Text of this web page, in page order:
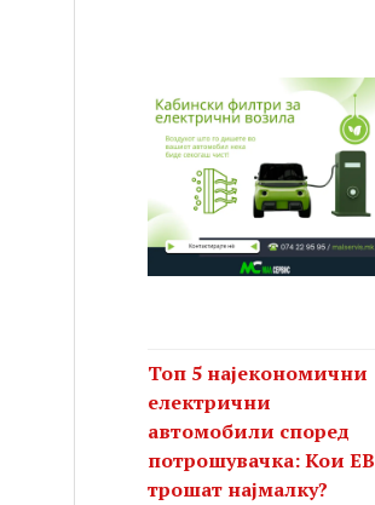
Топ 5 најекономични
електрични
автомобили според
потрошувачка: Кои ЕВ
трошат најмалку?